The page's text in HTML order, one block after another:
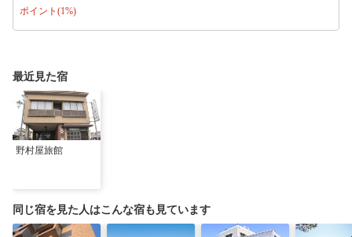
ポイント(1%)
最近見た宿
野村屋旅館
同じ宿を見た人はこんな宿も見ています